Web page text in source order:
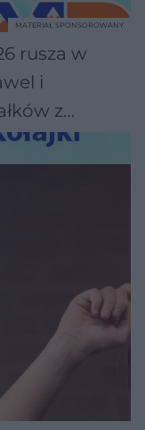
rusza w
i
z
MATERIAŁ SPONSOROWANY